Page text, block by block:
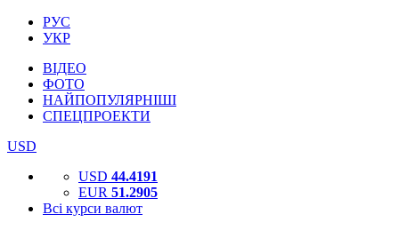
РУС
УКР
ВІДЕО
ФОТО
НАЙПОПУЛЯРНІШІ
СПЕЦПРОЕКТИ
USD
USD 44.4191
EUR 51.2905
Всі курси валют